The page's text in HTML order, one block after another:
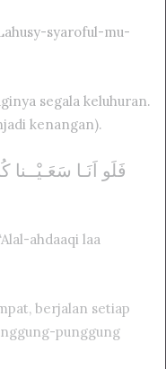
syaroful-mu-
segala keluhuran.
kenangan).
ﻓَﻠَﻮ ﺍَﻧَـﺎ
ahdaaqi laa
berjalan setiap
punggung